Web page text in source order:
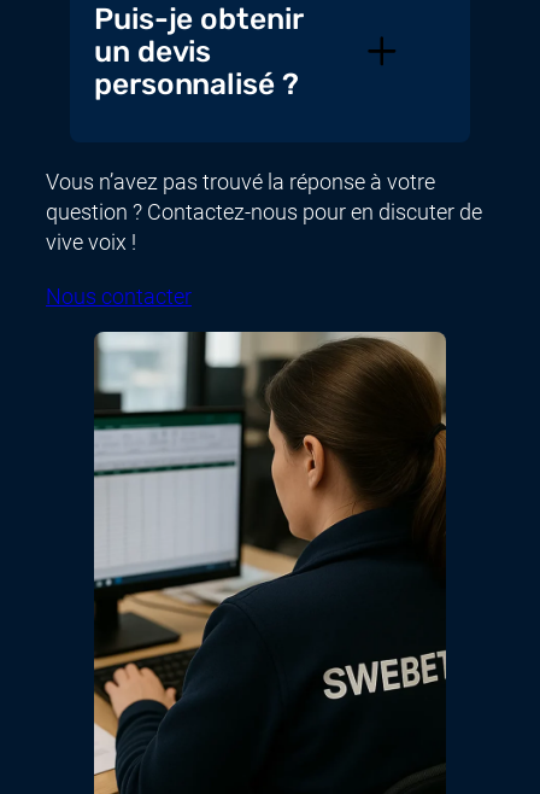
Puis-je obtenir
un devis
personnalisé ?
Vous n’avez pas trouvé la réponse à votre
question ? Contactez-nous pour en discuter de
vive voix !
Nous contacter